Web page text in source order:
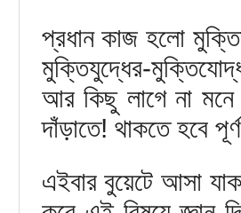
প্রধান কাজ হলো
মুক্তিযুদ্ধের-
আর কিছু লাগে না মনে
দাঁড়াতে! থাকতে হবে
এইবার বুয়েটে আসা